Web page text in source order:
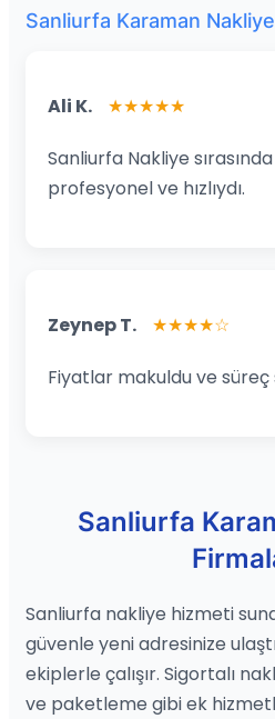
Sanliurfa Karaman
Ali K. ★★★★★
Sanliurfa Nakliye
profesyonel ve hızlıydı.
Zeynep T. ★★★★☆
Fiyatlar makuldu ve süreç
Sanliurfa
Sanliurfa nakliye hizmeti
güvenle yeni adresinize
ekiplerle çalışır. Sigortalı
ve paketleme gibi ek